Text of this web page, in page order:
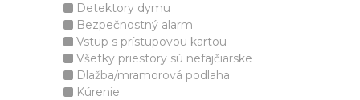
Detektory dymu
Bezpečnostný alarm
Vstup s prístupovou kartou
Všetky priestory sú nefajčiarske
Dlažba/mramorová podlaha
Kúrenie